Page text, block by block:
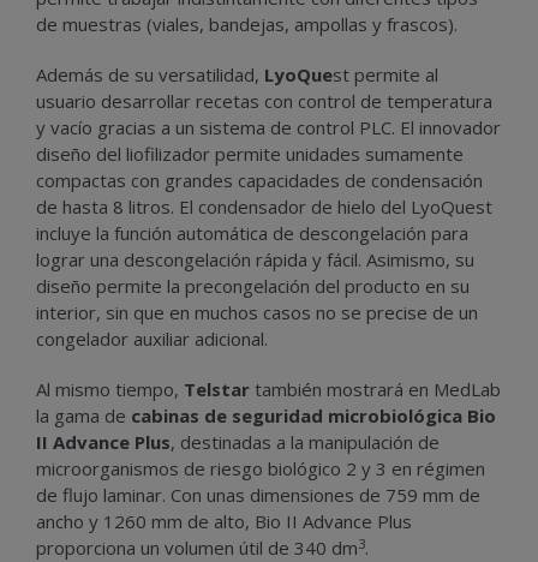
de muestras (viales, bandejas, ampollas y frascos).
Además de su versatilidad, LyoQuest permite al
usuario desarrollar recetas con control de temperatura
y vacío gracias a un sistema de control PLC. El innovador
diseño del liofilizador permite unidades sumamente
compactas con grandes capacidades de condensación
de hasta 8 litros. El condensador de hielo del LyoQuest
incluye la función automática de descongelación para
lograr una descongelación rápida y fácil. Asimismo, su
diseño permite la precongelación del producto en su
interior, sin que en muchos casos no se precise de un
congelador auxiliar adicional.
Al mismo tiempo, Telstar también mostrará en MedLab
la gama de cabinas de seguridad microbiológica Bio
II Advance Plus, destinadas a la manipulación de
microorganismos de riesgo biológico 2 y 3 en régimen
de flujo laminar. Con unas dimensiones de 759 mm de
ancho y 1260 mm de alto, Bio II Advance Plus
proporciona un volumen útil de 340 dm3.